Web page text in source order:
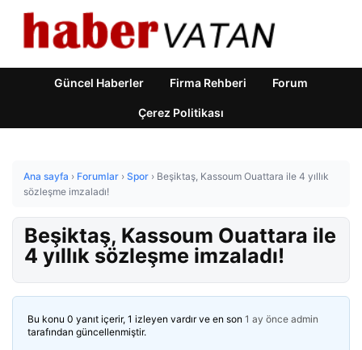
Güncel Haberler Firma Rehberi Forum
Çerez Politikası
Ana sayfa › Forumlar › Spor › Beşiktaş, Kassoum Ouattara ile 4 yıllık
sözleşme imzaladı!
Beşiktaş, Kassoum Ouattara ile
4 yıllık sözleşme imzaladı!
Bu konu 0 yanıt içerir, 1 izleyen vardır ve en son 1 ay önce admin
tarafından güncellenmiştir.